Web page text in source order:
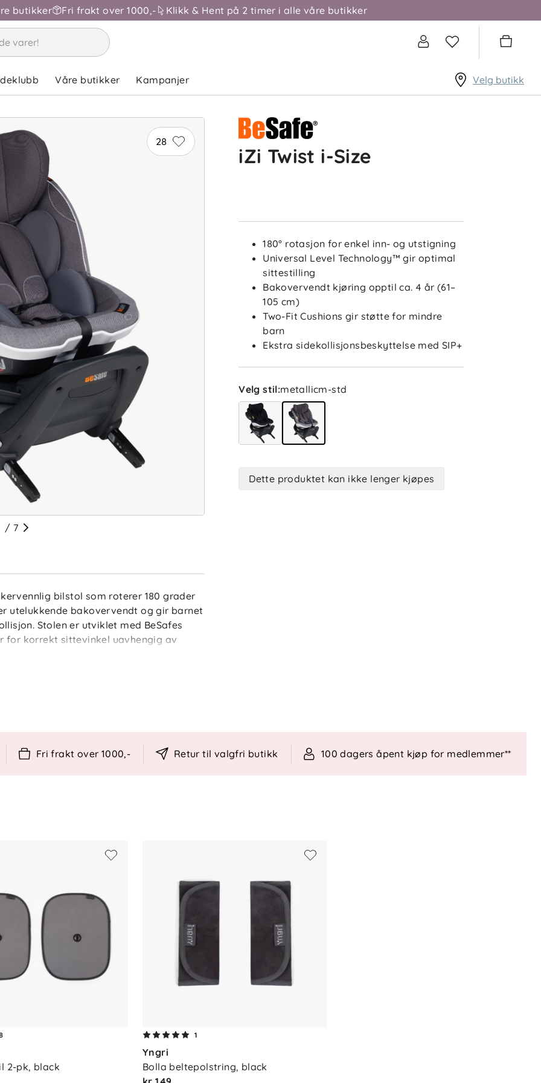
butikker Fri frakt over 1000,- Klikk & Hent på 2 timer i alle våre butikker
Våre butikker Kampanjer Velg butikk
28
/ 7
bilstol som roterer 180 grader
utelukkende bakovervendt og gir barnet
Stolen er utviklet med BeSafes
for korrekt sittevinkel uavhengig av
iZi Twist i-Size
180° rotasjon for enkel inn- og utstigning
Universal Level Technology™ gir optimal
sittestilling
Bakovervendt kjøring opptil ca. 4 år (61–
105 cm)
Two-Fit Cushions gir støtte for mindre
barn
Ekstra sidekollisjonsbeskyttelse med SIP+
Velg stil:metallicm-std
Dette produktet kan ikke lenger kjøpes
Fri frakt over 1000,- Retur til valgfri butikk 100 dagers åpent kjøp for medlemmer**
2-pk, black
1
Yngri
Bolla beltepolstring, black